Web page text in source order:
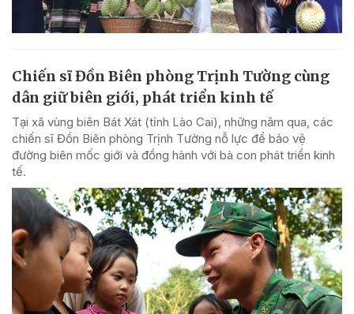
Chiến sĩ Đồn Biên phòng Trịnh Tường cùng
dân giữ biên giới, phát triển kinh tế
Tại xã vùng biên Bát Xát (tỉnh Lào Cai), những năm qua, các
chiến sĩ Đồn Biên phòng Trịnh Tường nỗ lực để bảo vệ
đường biên mốc giới và đồng hành với bà con phát triển kinh
tế.